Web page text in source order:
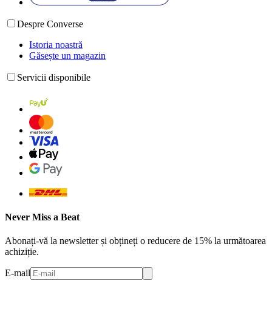
Despre Converse
Istoria noastră
Găsește un magazin
Servicii disponibile
Never Miss a Beat
Abonați-vă la newsletter și obțineți o reducere de 15% la următoarea
achiziție.
E-mail